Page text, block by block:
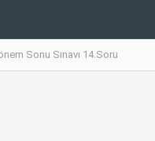
Sonu Sınavı 14.Soru